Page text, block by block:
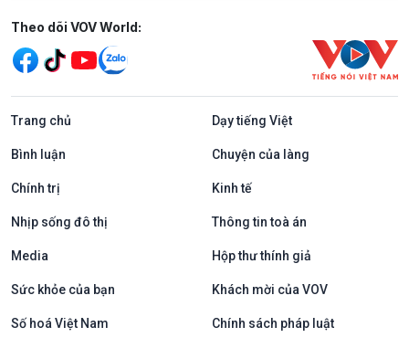
Mạng xã hội
Theo dõi VOV World:
Trang chủ Dạy tiếng Việt
Bình luận Chuyện của làng
Chính trị Kinh tế
Nhịp sống đô thị Thông tin toà án
Media Hộp thư thính giả
Sức khỏe của bạn Khách mời của VOV
Số hoá Việt Nam Chính sách pháp luật